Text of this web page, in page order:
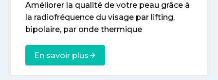
Améliorer la qualité de votre peau grâce à
la radiofréquence du visage par lifting,
bipolaire, par onde thermique
En savoir plus